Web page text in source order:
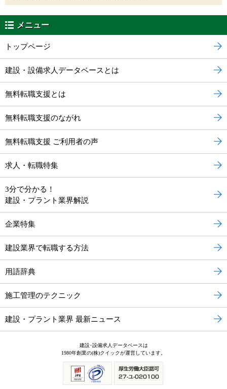
メニュー
トップページ
建設・設備求人データベースとは
無料転職支援とは
無料転職支援のながれ
無料転職支援 ご利用者の声
求人・転職特集
3分で分かる！
建設・プラント業界解説
企業特集
建設業界で転職する方法
用語辞典
施工管理のテクニック
建設・プラント業界 最新ニュース
建設･設備求人データベースは
1980年創業の(株)クイックが運営しています。